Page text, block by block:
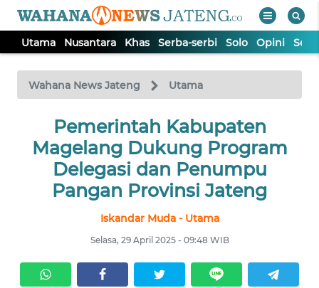
Utama Nusantara Khas Serba-serbi Solo Opini
Wahana News Jateng Utama
Pemerintah Kabupaten
Magelang Dukung Program
Delegasi dan Penumpu
Pangan Provinsi Jateng
Iskandar Muda - Utama
Selasa, 29 April 2025 - 09:48 WIB
TV
Tutup
NUSANTARA
SERBI